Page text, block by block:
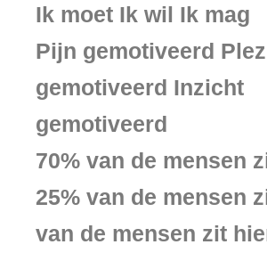
Ik moet Ik wil Ik mag
Pijn gemotiveerd
gemotiveerd Inzicht
gemotiveerd
70% van de mensen
25% van de mensen
van de mensen zit